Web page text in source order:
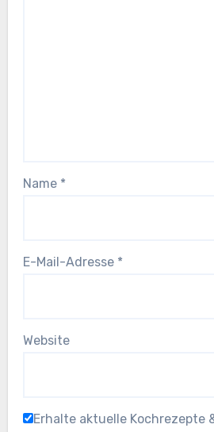
Name *
E-Mail-Adresse *
Website
Erhalte aktuelle Kochrezepte